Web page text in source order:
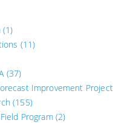
(1)
(11)
(37)
Improvement Project
(155)
Program(2)